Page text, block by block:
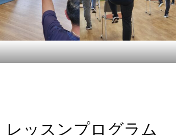
レッスンプログラム